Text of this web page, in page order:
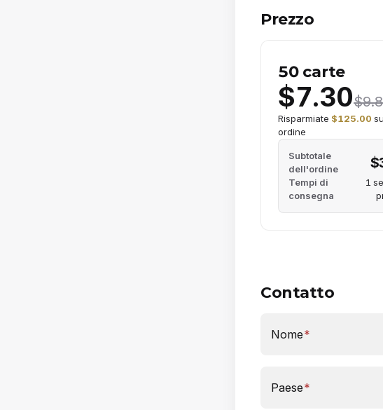
Prezzo
50 carte
$7.30
Risparmiate $125.00
ordine
Subtotale
dell'ordine
Tempi di
consegna
1
Contatto
Nome*
Paese*